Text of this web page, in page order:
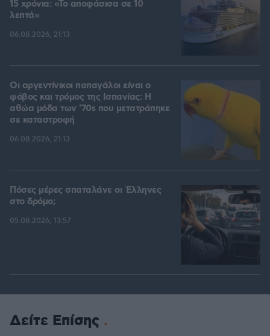
15 χρόνια: «Το αποφάσισα σε 10
λεπτά»
06.08.2026, 21:13
Οι αργεντίνικοι παπαγάλοι είναι ο
φόβος και τρόμος της Ισπανίας: Η
αθώα μόδα των '70s που μετατράπηκε
σε καταστροφή
06.08.2026, 21:13
Πόσες μέρες σπαταλάνε οι Έλληνες
στο δρόμο;
05.08.2026, 13:57
Δείτε Επίσης